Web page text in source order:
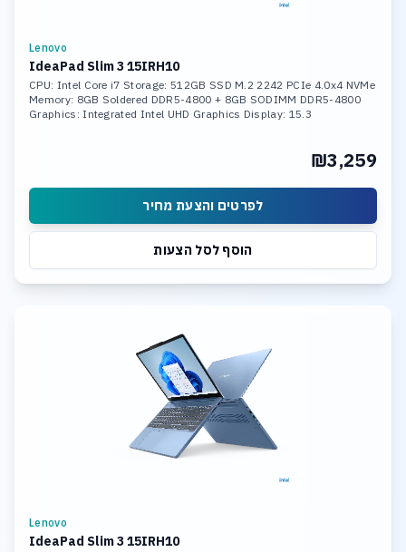
Lenovo
IdeaPad Slim 3 15IRH10
CPU: Intel Core i7 Storage: 512GB SSD M.2 2242 PCIe 4.0x4 NVMe
Memory: 8GB Soldered DDR5-4800 + 8GB SODIMM DDR5-4800
Graphics: Integrated Intel UHD Graphics Display: 15.3
₪3,259
לפרטים והצעת מחיר
הוסף לסל הצעות
Lenovo
IdeaPad Slim 3 15IRH10